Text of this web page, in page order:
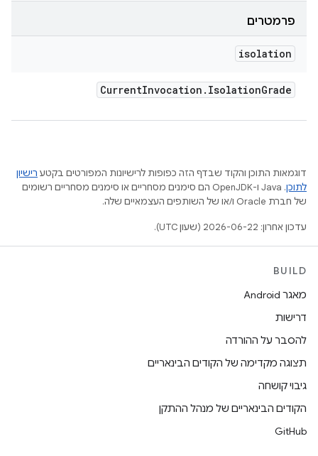
פרמטרים
isolation
CurrentInvocation . IsolationGrade
דוגמאות התוכן והקוד שבדף הזה כפופות לרישיונות המפורטים בקטע רישיון
לתוכן
.‏ Java ו-OpenJDK הם סימנים מסחריים או סימנים מסחריים רשומים
של חברת Oracle ו/או של השותפים העצמאיים שלה.
עדכון אחרון: 2026-06-22 (שעון UTC).
BUILD
מאגר Android
דרישות
להסבר על ההורדה
תצוגה מקדימה של הקודים הבינאריים
גיבוי קושחה
הקודים הבינאריים של מנהל ההתקן
GitHub